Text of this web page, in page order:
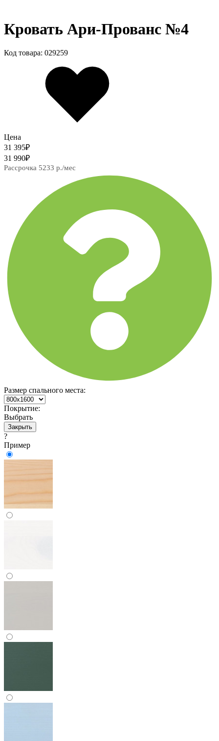
Кровать Ари-Прованс №4
Код товара: 029259
Цена
31 395₽
31 990₽
Рассрочка 5233 р./мес
Размер спального места:
Покрытие:
Выбрать
Закрыть
?
Пример